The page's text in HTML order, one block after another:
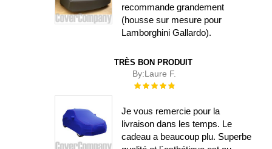
recommande grandement
(housse sur mesure pour
Lamborghini Gallardo).
TRÈS BON PRODUIT
By:Laure F.
Évaluation :
Je vous remercie pour la
livraison dans les temps. Le
cadeau a beaucoup plu. Superbe